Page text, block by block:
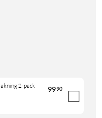
2-pack
9990